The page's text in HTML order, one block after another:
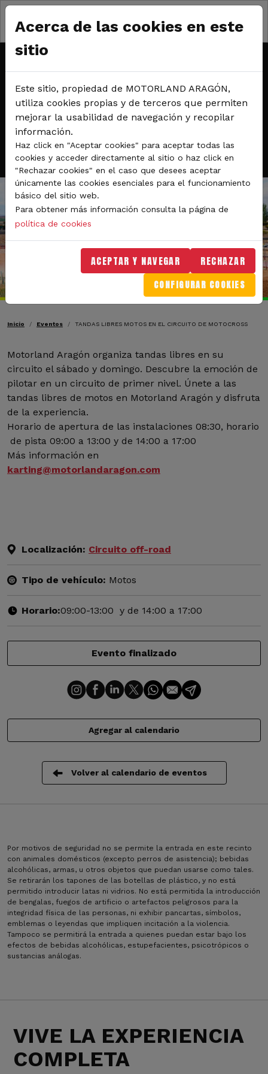
Pasar al contenido principal
Circuito off-road
TANDAS LIBRES MOTOS EN
EL CIRCUITO DE
MOTOCROSS
Ruta de navegación
Inicio Eventos TANDAS LIBRES MOTOS EN EL CIRCUITO DE MOTOCROSS
Motorland Aragón organiza tandas libres en su
circuito el sábado y domingo. Descubre la emoción de
pilotar en un circuito de primer nivel. Únete a las
tandas libres de motos en Motorland Aragón y disfruta
de la experiencia.
Horario de apertura de las instalaciones 08:30, horario
de pista 09:00 a 13:00 y de 14:00 a 17:00
Más información en
karting@motorlandaragon.com
Localización: Circuito off-road
Tipo de vehículo: Motos
Horario:09:00-13:00 y de 14:00 a 17:00
Evento finalizado
Agregar al calendario
Volver al calendario de eventos
Por motivos de seguridad no se permite la entrada en este recinto
con animales domésticos (excepto perros de asistencia); bebidas
alcohólicas, armas, u otros objetos que puedan usarse como tales.
Se retirarán los tapones de las botellas de plástico, y no está
permitido introducir latas ni vidrios. No está permitida la introducción
de bengalas, fuegos de artificio o artefactos peligrosos para la
integridad física de las personas, ni exhibir pancartas, símbolos,
emblemas o leyendas que impliquen incitación a la violencia.
Tampoco se permitirá la entrada a quienes puedan estar bajo los
efectos de bebidas alcohólicas, estupefacientes, psicotrópicos o
sustancias análogas.
VIVE LA EXPERIENCIA
COMPLETA
Acerca de las cookies en este
sitio
Este sitio, propiedad de MOTORLAND ARAGÓN,
utiliza cookies propias y de terceros que permiten
mejorar la usabilidad de navegación y recopilar
información.
Haz click en "Aceptar cookies" para aceptar todas las
cookies y acceder directamente al sitio o haz click en
"Rechazar cookies" en el caso que desees aceptar
únicamente las cookies esenciales para el funcionamiento
básico del sitio web.
Para obtener más información consulta la página de
política de cookies
ACEPTAR Y NAVEGAR RECHAZAR
CONFIGURAR COOKIES